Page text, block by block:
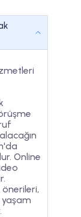
Online
önerileri,
yaşam